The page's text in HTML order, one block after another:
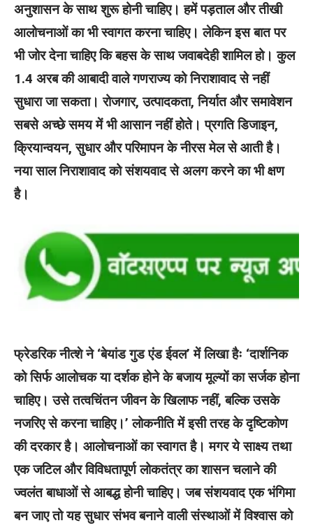
अनुशासन के साथ शुरू होनी चाहिए। हमें पड़ताल और तीखी
आलोचनाओं का भी स्वागत करना चाहिए। लेकिन इस बात पर
भी जोर देना चाहिए कि बहस के साथ जवाबदेही शामिल हो। कुल
1.4 अरब की आबादी वाले गणराज्य को निराशावाद से नहीं
सुधारा जा सकता। रोजगार, उत्पादकता, निर्यात और समावेशन
सबसे अच्छे समय में भी आसान नहीं होते। प्रगति डिजाइन,
क्रियान्वयन, सुधार और परिमापन के नीरस मेल से आती है।
नया साल निराशावाद को संशयवाद से अलग करने का भी क्षण
है।
फ्रेडरिक नीत्शे ने ‘बेयांड गुड एंड ईवल’ में लिखा हैः ‘दार्शनिक
को सिर्फ आलोचक या दर्शक होने के बजाय मूल्यों का सर्जक होना
चाहिए। उसे तत्वचिंतन जीवन के खिलाफ नहीं, बल्कि उसके
नजरिए से करना चाहिए।’ लोकनीति में इसी तरह के दृष्टिकोण
की दरकार है। आलोचनाओं का स्वागत है। मगर ये साक्ष्य तथा
एक जटिल और विविधतापूर्ण लोकतंत्र का शासन चलाने की
ज्वलंत बाधाओं से आबद्ध होनी चाहिए। जब संशयवाद एक भंगिमा
बन जाए तो यह सुधार संभव बनाने वाली संस्थाओं में विश्वास को